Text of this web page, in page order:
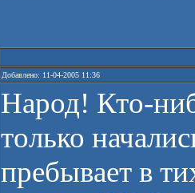
Добавлено: 11-04-2005 11:36
Народ! Кто-
только
пребывает в